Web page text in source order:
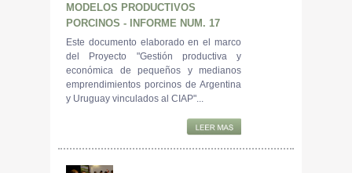
MODELOS PRODUCTIVOS
PORCINOS - INFORME NUM. 17
Este documento elaborado en el marco
del Proyecto "Gestión productiva y
económica de pequeños y medianos
emprendimientos porcinos de Argentina
y Uruguay vinculados al CIAP"...